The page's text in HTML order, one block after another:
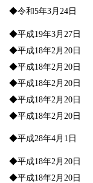
◆令和5年3月24日
◆平成19年3月27日
◆平成18年2月20日
◆平成18年2月20日
◆平成18年2月20日
◆平成18年2月20日
◆平成18年2月20日
◆平成28年4月1日
◆平成18年2月20日
◆平成18年2月20日